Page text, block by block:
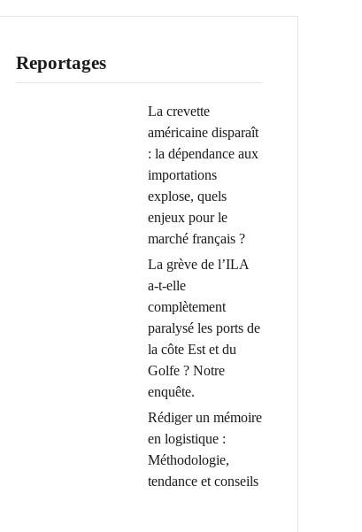
Reportages
La crevette
américaine disparaît
: la dépendance aux
importations
explose, quels
enjeux pour le
marché français ?
La grève de l’ILA
a-t-elle
complètement
paralysé les ports de
la côte Est et du
Golfe ? Notre
enquête.
Rédiger un mémoire
en logistique :
Méthodologie,
tendance et conseils